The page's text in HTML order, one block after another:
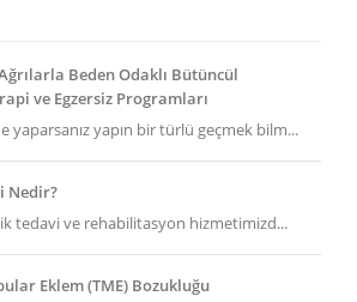
Beden Odaklı Bütüncül
ve Egzersiz Programları
yaparsanız yapın bir türlü geçmek bilm...
Nedir?
tedavi ve rehabilitasyon hizmetimizd...
Eklem (TME) Bozukluğu